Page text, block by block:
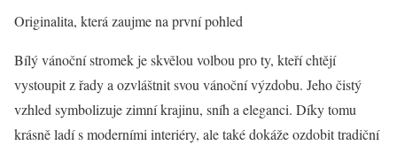
Originalita, která zaujme na první pohled
Bílý vánoční stromek je skvělou volbou pro ty, kteří chtějí
vystoupit z řady a ozvláštnit svou vánoční výzdobu. Jeho čistý
vzhled symbolizuje zimní krajinu, sníh a eleganci. Díky tomu
krásně ladí s moderními interiéry, ale také dokáže ozdobit tradiční